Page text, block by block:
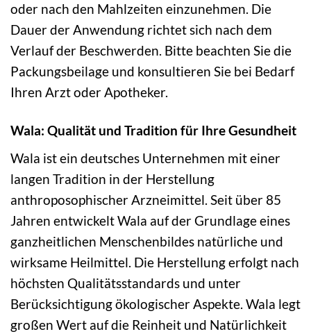
oder nach den Mahlzeiten einzunehmen. Die
Dauer der Anwendung richtet sich nach dem
Verlauf der Beschwerden. Bitte beachten Sie die
Packungsbeilage und konsultieren Sie bei Bedarf
Ihren Arzt oder Apotheker.
Wala: Qualität und Tradition für Ihre Gesundheit
Wala ist ein deutsches Unternehmen mit einer
langen Tradition in der Herstellung
anthroposophischer Arzneimittel. Seit über 85
Jahren entwickelt Wala auf der Grundlage eines
ganzheitlichen Menschenbildes natürliche und
wirksame Heilmittel. Die Herstellung erfolgt nach
höchsten Qualitätsstandards und unter
Berücksichtigung ökologischer Aspekte. Wala legt
großen Wert auf die Reinheit und Natürlichkeit